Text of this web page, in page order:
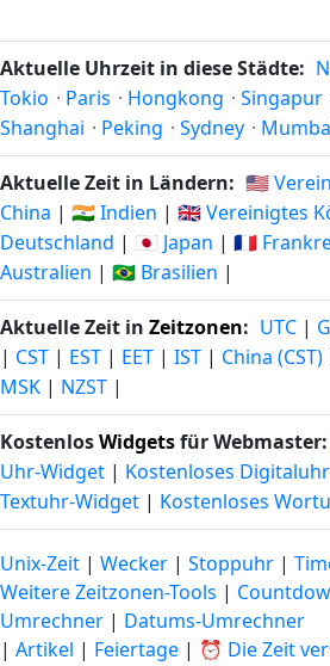
Aktuelle Uhrzeit in diese Städte:
Tokio · Paris · Hongkong · Singapur
Shanghai · Peking · Sydney ·
Aktuelle Zeit in Ländern: 🇺🇸
China | 🇮🇳 Indien | 🇬🇧 Vereinigtes
Deutschland | 🇯🇵 Japan | 🇫🇷
Australien | 🇧🇷 Brasilien |
Aktuelle Zeit in Zeitzonen: UTC |
| CST | EST | EET | IST | China (CST)
MSK | NZST |
KostenlosWidgetsfür Webmaster:
Uhr-Widget | Kostenloses
Textuhr-Widget | Kostenloses
Unix-Zeit | Wecker | Stoppuhr |
Weitere Zeitzonen-Tools |
Umrechner | Datums-Umrechner
| Artikel | Feiertage | ⏰ Die Zeit